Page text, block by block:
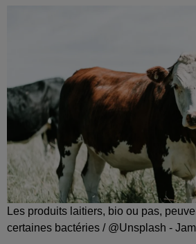
Les produits laitiers, bio ou pas,
certaines bactéries / @Unsplash -